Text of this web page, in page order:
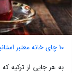
10 چای خانه معتبر استانبول که حتما باید امتحان کنید
به هر جایی از ترکیه